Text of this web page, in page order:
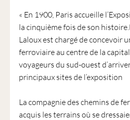
« En 1900, Paris accueille
la cinquième fois de son
Laloux est chargé de concevoir
ferroviaire au centre de la
voyageurs du sud-ouest
principaux sites de l’exposition
La compagnie des chemins de
acquis les terrains où se